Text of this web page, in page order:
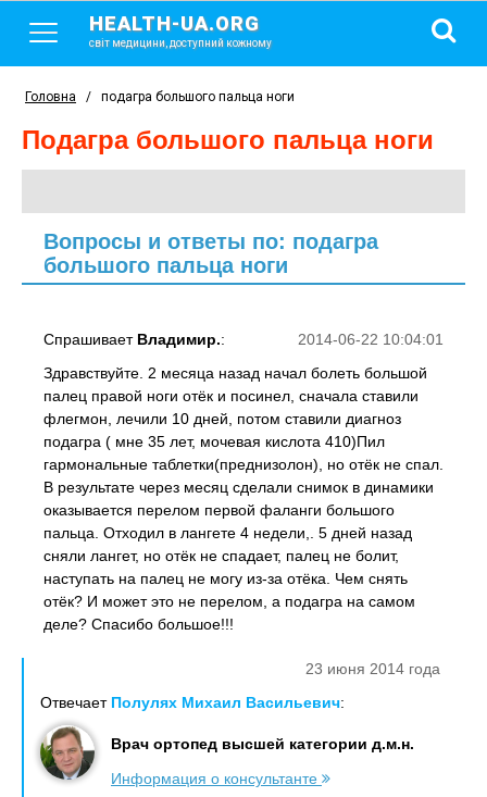
HEALTH-UA.ORG
світ медицини, доступний кожному
Головна / подагра большого пальца ноги
подагра большого пальца ноги
Вопросы и ответы по: подагра
большого пальца ноги
2014-06-22 10:04:01
Спрашивает Владимир.:
Здравствуйте. 2 месяца назад начал болеть большой
палец правой ноги отёк и посинел, сначала ставили
флегмон, лечили 10 дней, потом ставили диагноз
подагра ( мне 35 лет, мочевая кислота 410)Пил
гармональные таблетки(преднизолон), но отёк не спал.
В результате через месяц сделали снимок в динамики
оказывается перелом первой фаланги большого
пальца. Отходил в лангете 4 недели,. 5 дней назад
сняли лангет, но отёк не спадает, палец не болит,
наступать на палец не могу из-за отёка. Чем снять
отёк? И может это не перелом, а подагра на самом
деле? Спасибо большое!!!
23 июня 2014 года
Отвечает Полулях Михаил Васильевич:
Врач ортопед высшей категории д.м.н.
Информация о консультанте